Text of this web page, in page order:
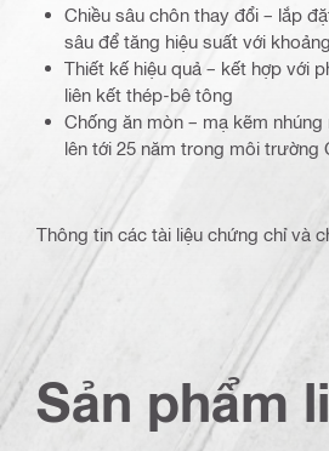
Chiều sâu chôn thay đổi – lắp
sâu để tăng hiệu suất với
Thiết kế hiệu quả – kết hợp với
liên kết thép-bê tông
Chống ăn mòn – mạ kẽm
lên tới 25 năm trong môi trường
Thông tin các tài liệu chứng chỉ và
Sản phẩm